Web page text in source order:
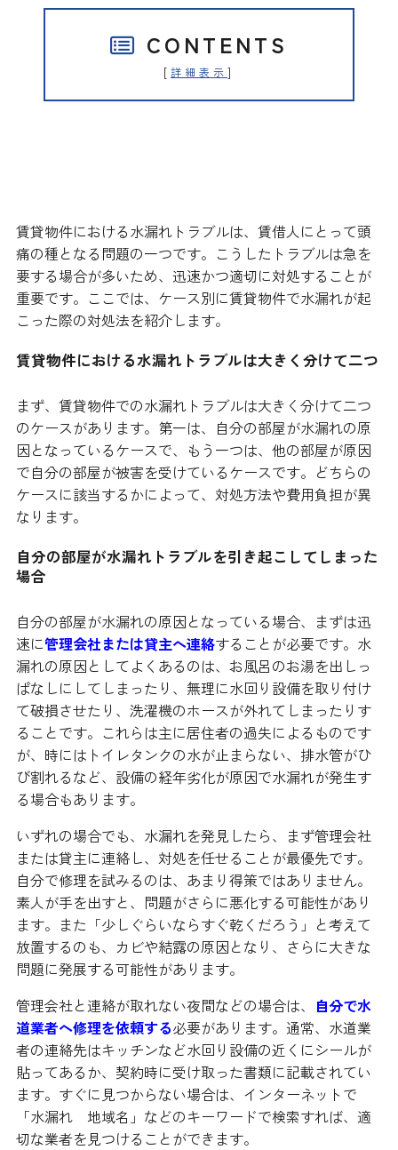
CONTENTS
[ 詳細表示 ]
賃貸物件における水漏れトラブルは、賃借人にとって頭
痛の種となる問題の一つです。こうしたトラブルは急を
要する場合が多いため、迅速かつ適切に対処することが
重要です。ここでは、ケース別に賃貸物件で水漏れが起
こった際の対処法を紹介します。
賃貸物件における水漏れトラブルは大きく分けて二つ
まず、賃貸物件での水漏れトラブルは大きく分けて二つ
のケースがあります。第一は、自分の部屋が水漏れの原
因となっているケースで、もう一つは、他の部屋が原因
で自分の部屋が被害を受けているケースです。どちらの
ケースに該当するかによって、対処方法や費用負担が異
なります。
自分の部屋が水漏れトラブルを引き起こしてしまった
場合
自分の部屋が水漏れの原因となっている場合、まずは迅
速に管理会社または貸主へ連絡することが必要です。水
漏れの原因としてよくあるのは、お風呂のお湯を出しっ
ぱなしにしてしまったり、無理に水回り設備を取り付け
て破損させたり、洗濯機のホースが外れてしまったりす
ることです。これらは主に居住者の過失によるものです
が、時にはトイレタンクの水が止まらない、排水管がひ
び割れるなど、設備の経年劣化が原因で水漏れが発生す
る場合もあります。
いずれの場合でも、水漏れを発見したら、まず管理会社
または貸主に連絡し、対処を任せることが最優先です。
自分で修理を試みるのは、あまり得策ではありません。
素人が手を出すと、問題がさらに悪化する可能性があり
ます。また「少しぐらいならすぐ乾くだろう」と考えて
放置するのも、カビや結露の原因となり、さらに大きな
問題に発展する可能性があります。
管理会社と連絡が取れない夜間などの場合は、
自分で水
道業者へ修理を依頼する必要があります。通常、水道業
者の連絡先はキッチンなど水回り設備の近くにシールが
貼ってあるか、契約時に受け取った書類に記載されてい
ます。すぐに見つからない場合は、インターネットで
「水漏れ 地域名」などのキーワードで検索すれば、適
切な業者を見つけることができます。